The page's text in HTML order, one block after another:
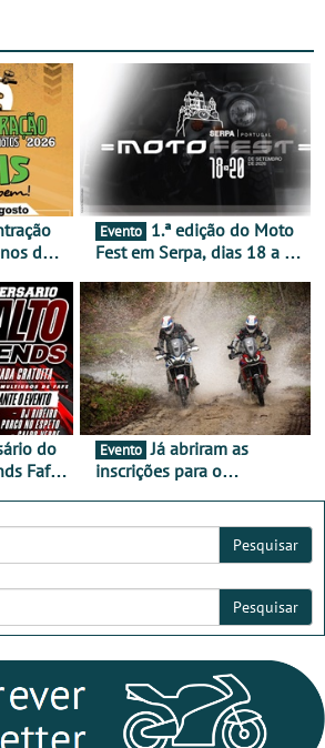
de
Evento
Fest em Serpa, dias 18 a 20
duas rodas invade o Baixo
Alentejo
Fafe,
Evento Já abriram as
inscrições para o
Pesquisar
Pesquisar